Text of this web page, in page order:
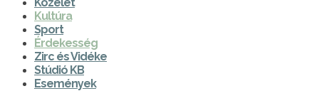
Kultúra
Sport
Érdekesség
Zirc és Vidéke
Stúdió KB
Események